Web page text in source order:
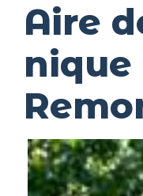
Aire
nique